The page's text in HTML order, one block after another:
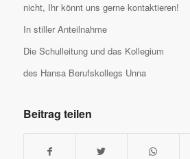
nicht, Ihr könnt uns gerne kontaktieren!
In stiller Anteilnahme
Die Schulleitung und das Kollegium
des Hansa Berufskollegs Unna
Beitrag teilen